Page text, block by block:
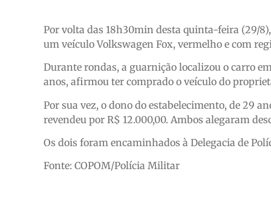
Por volta das 18h30min desta quinta-feira (29/
um veículo Volkswagen Fox, vermelho e com
Durante rondas, a guarnição localizou o carro
anos, afirmou ter comprado o veículo do
Por sua vez, o dono do estabelecimento, de 29
revendeu por R$ 12.000,00. Ambos alegaram
Os dois foram encaminhados à Delegacia de
Fonte: COPOM/Polícia Militar